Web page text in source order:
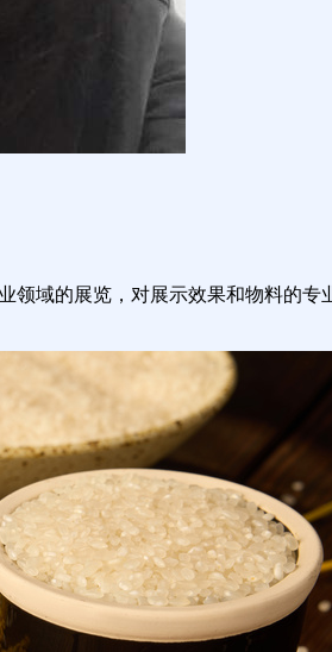
域的展览，对展示效果和物料的